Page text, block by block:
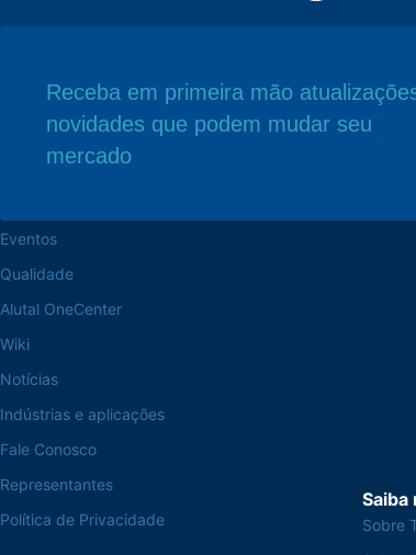
Receba em primeira mão
novidades que podem mudar seu
mercado
Navegue pelo site
Sobre a Alutal
Eventos
Qualidade
Alutal OneCenter
Wiki
Notícias
Indústrias e aplicações
Fale Conosco
Representantes
Política de Privacidade
Saiba
Sobre